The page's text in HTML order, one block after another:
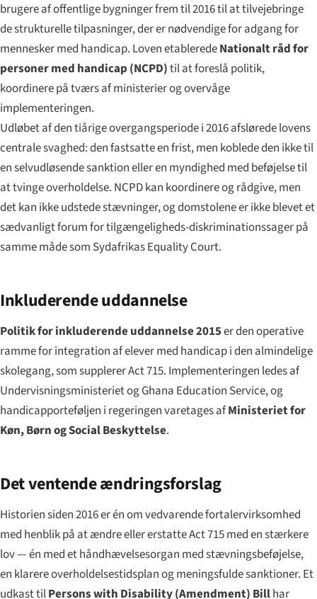
brugere af offentlige bygninger frem til 2016 til at tilvejebringe
de strukturelle tilpasninger, der er nødvendige for adgang for
mennesker med handicap. Loven etableredeNationalt råd for
personer med handicap (NCPD)til at foreslå politik,
koordinere på tværs af ministerier og overvåge
implementeringen.
Udløbet af den tiårige overgangsperiode i 2016 afslørede lovens
centrale svaghed: den fastsatte en frist, men koblede den ikke til
en selvudløsende sanktion eller en myndighed med beføjelse til
at tvinge overholdelse. NCPD kan koordinere og rådgive, men
det kan ikke udstede stævninger, og domstolene er ikke blevet et
sædvanligt forum for tilgængeligheds-diskriminationssager på
samme måde som Sydafrikas Equality Court.
Inkluderende uddannelse
Politik for inkluderende uddannelse 2015er den operative
ramme for integration af elever med handicap i den almindelige
skolegang, som supplerer Act 715. Implementeringen ledes af
Undervisningsministeriet og Ghana Education Service, og
handicapporteføljen i regeringen varetages afMinisteriet for
Køn, Børn og Social Beskyttelse.
Det ventende ændringsforslag
Historien siden 2016 er én om vedvarende fortalervirksomhed
med henblik på at ændre eller erstatte Act 715 med en stærkere
lov — én med et håndhævelsesorgan med stævningsbeføjelse,
en klarere overholdelsestidsplan og meningsfulde sanktioner. Et
udkast tilPersons with Disability (Amendment) Billhar